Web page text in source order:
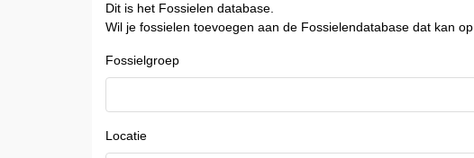
Dit is het Fossielen database.
Wil je fossielen toevoegen aan de Fossielendatabase dat kan op
Fossielgroep
Locatie